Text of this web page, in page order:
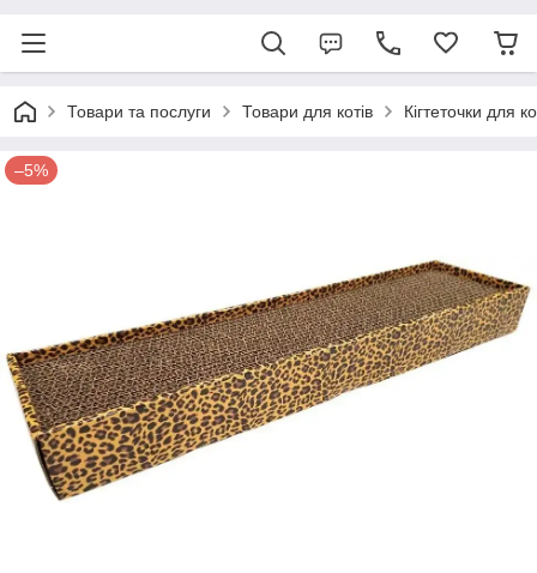
Товари та послуги Товари для котів Кігтеточки для
–5%